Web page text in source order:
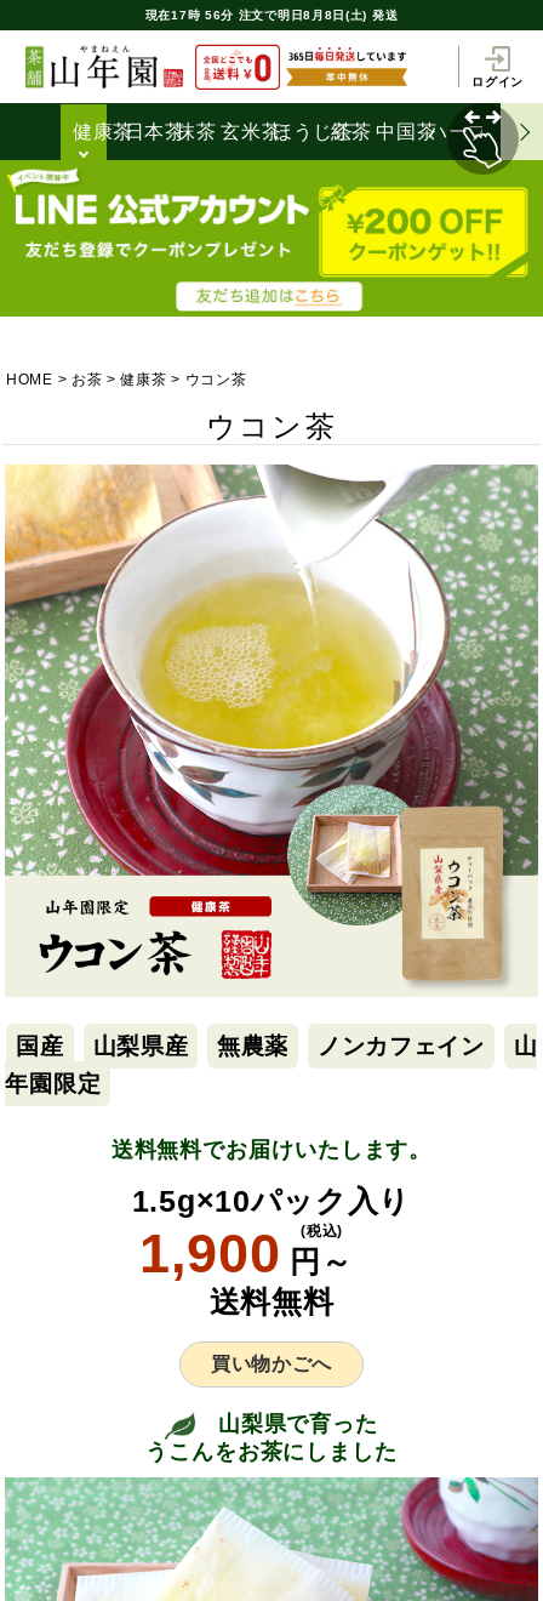
現在17時 56分 注文で明日8月8日(土) 発送
ログイン
健康茶日本茶抹茶 玄米茶ほうじ茶
紅茶 中国茶ハーブティ
HOME お茶 健康茶 ウコン茶
ウコン茶
国産 山梨県産 無農薬 ノンカフェイン
山
年園限定
送料無料でお届けいたします。
1.5g×10パック入り
1,900 円～
(税込)
送料無料
買い物かごへ
山梨県で育った
うこんをお茶にしました